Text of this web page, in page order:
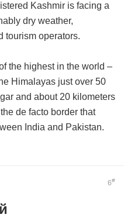
Kashmir is facing a
dry weather,
tourism operators.
the highest in the world –
Himalayas just over 50
and about 20 kilometers
de facto border that
India and Pakistan.
6#